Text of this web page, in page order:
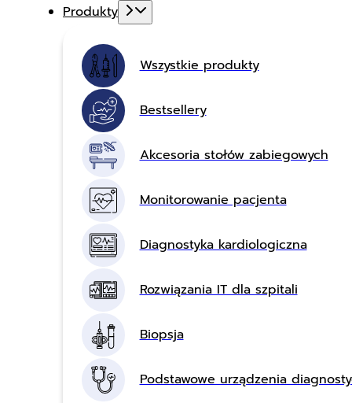
Produkty
Wszystkie produkty
Bestsellery
Akcesoria stołów zabiegowych
Monitorowanie pacjenta
Diagnostyka kardiologiczna
Rozwiązania IT dla szpitali
Biopsja
Podstawowe urządzenia